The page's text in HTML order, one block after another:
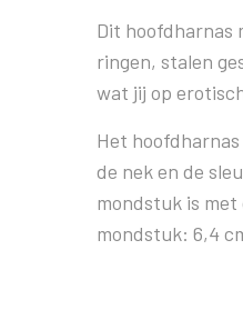
Dit hoofdharnas
ringen, stalen
wat jij op
Het
de nek en de
mondstuk is
mondstuk: 6,4